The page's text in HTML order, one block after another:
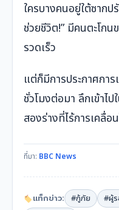
ใครบางคนอยู่ใต้ซาก
ช่วยชีวิต!” มีคนตะโก
รวดเร็ว
แต่ก็มีการประกาศกา
ชั่วโมงต่อมา ลึกเข้าไ
สองร่างที่ไร้การเคลื่อ
ที่มา: BBC News
แท็กข่าว: #กู้ภัย #ผู้